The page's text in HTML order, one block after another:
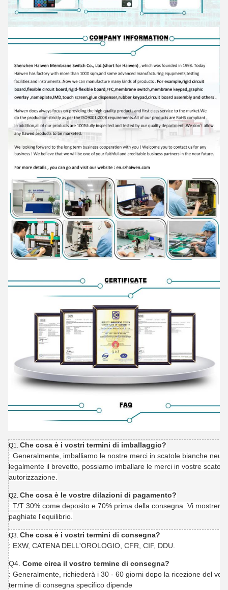
Q1. Che cosa è i vostri termini di imballaggio?
: Generalmente, imballiamo le nostre merci in scatole bianche
legalmente il brevetto, possiamo imballare le merci in vostre
autorizzazione.
Q2. Che cosa è le vostre dilazioni di pagamento?
: T/T 30% come deposito e 70% prima della consegna. Vi
paghiate l'equilibrio.
Q3. Che cosa è i vostri termini di consegna?
: EXW, CATENA DELL'OROLOGIO, CFR, CIF, DDU.
Q4. Come circa il vostro termine di consegna?
: Generalmente, richiederà i 30 - 60 giorni dopo la ricezione del
termine di consegna specifico dipende